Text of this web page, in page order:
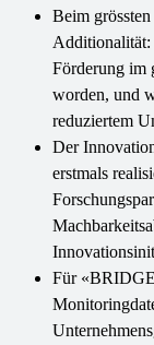
Beim
Additionalität:
Förderung im
worden, und
reduziertem
Der
erstmals
Für